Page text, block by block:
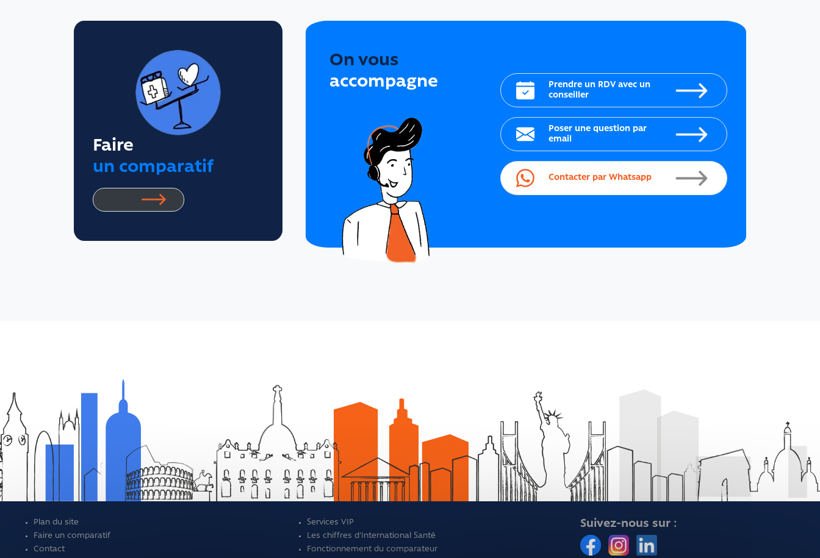
Faire
un comparatif
On vous
accompagne
Prendre un RDV avec un
conseiller
Poser une question par
email
Contacter par Whatsapp
Plan du site
Faire un comparatif
Contact
Services VIP
Les chiffres d'International Santé
Fonctionnement du comparateur
Suivez-nous sur :